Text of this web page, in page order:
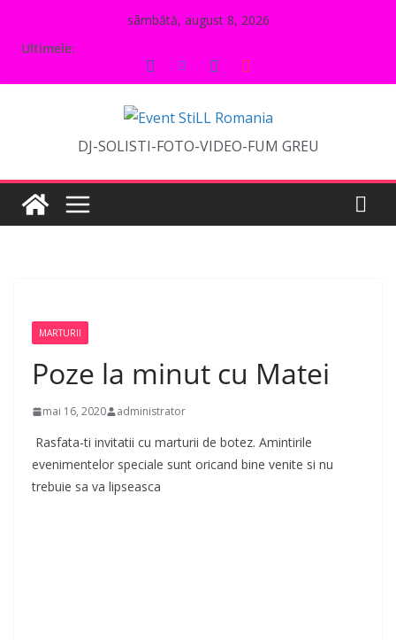
sâmbătă, august 8, 2026
Ultimele:
DJ-SOLISTI-FOTO-VIDEO-FUM GREU
MARTURII
Poze la minut cu Matei
mai 16, 2020 administrator
Rasfata-ti invitatii cu marturii de botez. Amintirile
evenimentelor speciale sunt oricand bine venite si nu
trebuie sa va lipseasca